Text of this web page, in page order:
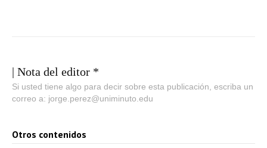
| Nota del editor *
Si usted tiene algo para decir sobre esta publicación, escriba un
correo a: jorge.perez@uniminuto.edu
Otros contenidos